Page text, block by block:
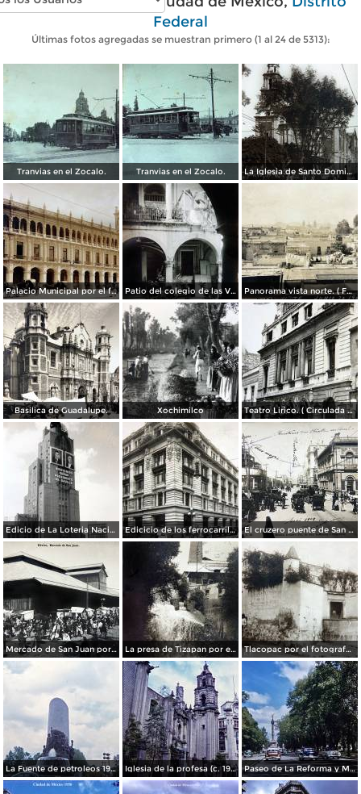
Federal
Últimas fotos agregadas se muestran primero (1 al 24 de 5313):
Tranvias en el Zocalo. Tranvias en el Zocalo. La Iglesia de Santo Domingo.
Palacio Municipal por el fotografo Hugo Brehme.. Patio del colegio de las Vizcainas por el fotografo Hugo Brehme. Panorama vista norte. ( Fechada el 20 de Junio de 1905 ).
Basilica de Guadalupe. Xochimilco Teatro Lirico. ( Circulada el 1 de Agosto de 1926 ).
Edicio de La Loteria Nacional Ciudad de México Abril de 1964 Edicicio de los ferrocarriles. El cruzero puente de San Francisco y Guardiola por el fotografo Felix Miret.
Mercado de San Juan por el fotografo Felix Miret La presa de Tizapan por el fotografo Fernando Kososky. ( Circulada el 22 de Diembre de 1910 ). Tlacopac por el fotografo Hugo Brehme.
La Fuente de petroleos 1950. Iglesia de la profesa (c. 1950) Paseo de La Reforma y Mto a La Independencia 1950